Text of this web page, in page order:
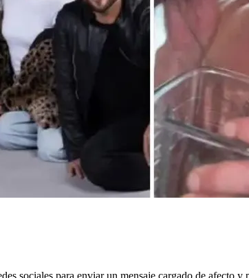
sociales para enviar un mensaje cargado de afecto